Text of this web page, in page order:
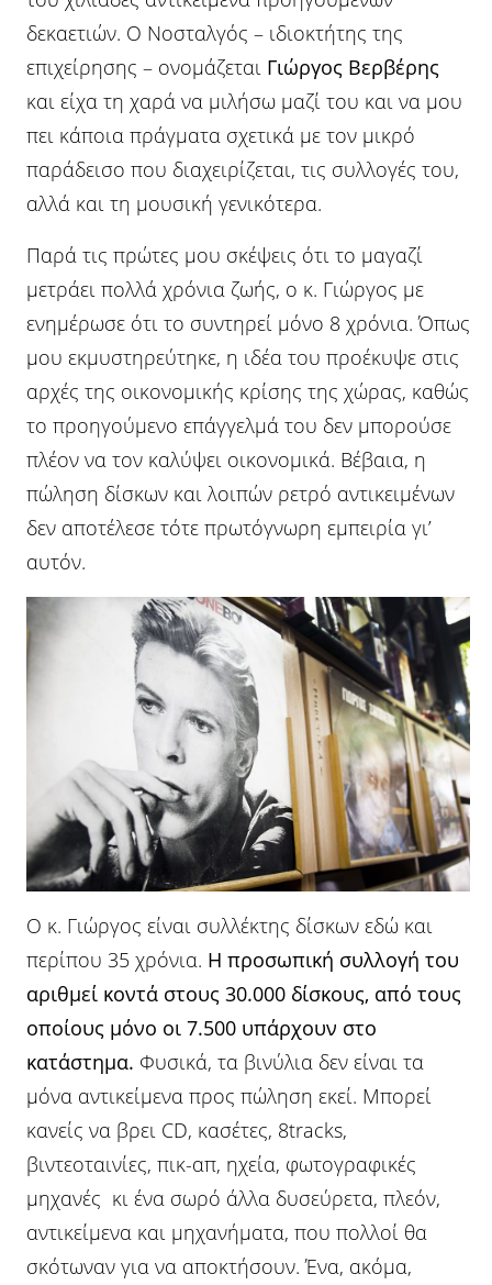
δεκαετιών. Ο Νοσταλγός – ιδιοκτήτης της
επιχείρησης – ονομάζεται Γιώργος Βερβέρης
και είχα τη χαρά να μιλήσω μαζί του και να μου
πει κάποια πράγματα σχετικά με τον μικρό
παράδεισο που διαχειρίζεται, τις συλλογές του,
αλλά και τη μουσική γενικότερα.
Παρά τις πρώτες μου σκέψεις ότι το μαγαζί
μετράει πολλά χρόνια ζωής, ο κ. Γιώργος με
ενημέρωσε ότι το συντηρεί μόνο 8 χρόνια. Όπως
μου εκμυστηρεύτηκε, η ιδέα του προέκυψε στις
αρχές της οικονομικής κρίσης της χώρας, καθώς
το προηγούμενο επάγγελμά του δεν μπορούσε
πλέον να τον καλύψει οικονομικά. Βέβαια, η
πώληση δίσκων και λοιπών ρετρό αντικειμένων
δεν αποτέλεσε τότε πρωτόγνωρη εμπειρία γι’
αυτόν.
Ο κ. Γιώργος είναι συλλέκτης δίσκων εδώ και
περίπου 35 χρόνια. Η προσωπική συλλογή του
αριθμεί κοντά στους 30.000 δίσκους, από τους
οποίους μόνο οι 7.500 υπάρχουν στο
κατάστημα. Φυσικά, τα βινύλια δεν είναι τα
μόνα αντικείμενα προς πώληση εκεί. Μπορεί
κανείς να βρει CD, κασέτες, 8tracks,
βιντεοταινίες, πικ-απ, ηχεία, φωτογραφικές
μηχανές κι ένα σωρό άλλα δυσεύρετα, πλεόν,
αντικείμενα και μηχανήματα, που πολλοί θα
σκότωναν για να αποκτήσουν. Ένα, ακόμα,